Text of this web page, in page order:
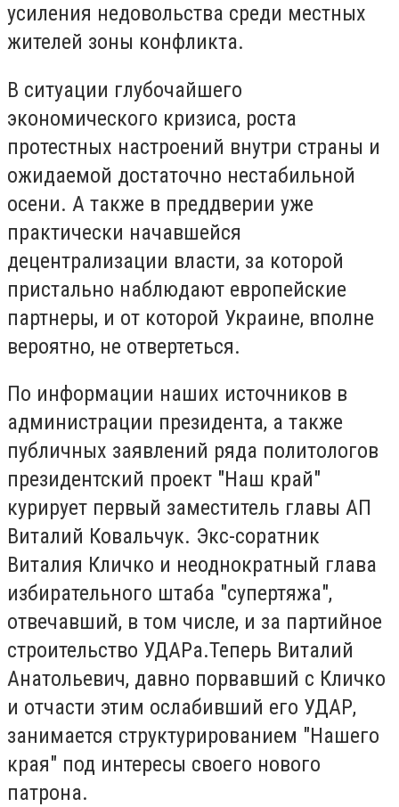
усиления недовольства среди местных
жителей зоны конфликта.
В ситуации глубочайшего
экономического кризиса, роста
протестных настроений внутри страны и
ожидаемой достаточно нестабильной
осени. А также в преддверии уже
практически начавшейся
децентрализации власти, за которой
пристально наблюдают европейские
партнеры, и от которой Украине, вполне
вероятно, не отвертеться.
По информации наших источников в
администрации президента, а также
публичных заявлений ряда политологов
президентский проект "Наш край"
курирует первый заместитель главы АП
Виталий Ковальчук. Экс-соратник
Виталия Кличко и неоднократный глава
избирательного штаба "супертяжа",
отвечавший, в том числе, и за партийное
строительство УДАРа.Теперь Виталий
Анатольевич, давно порвавший с Кличко
и отчасти этим ослабивший его УДАР,
занимается структурированием "Нашего
края" под интересы своего нового
патрона.